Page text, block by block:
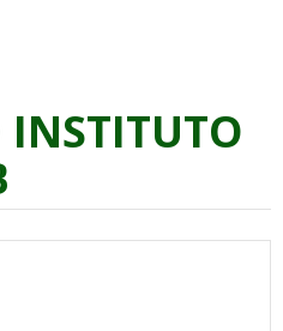
INSTITUTO